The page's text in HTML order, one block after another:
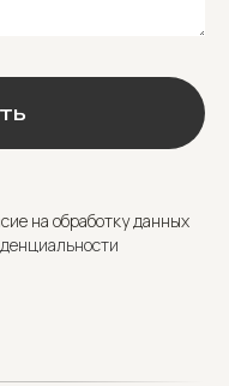
на обработку данных